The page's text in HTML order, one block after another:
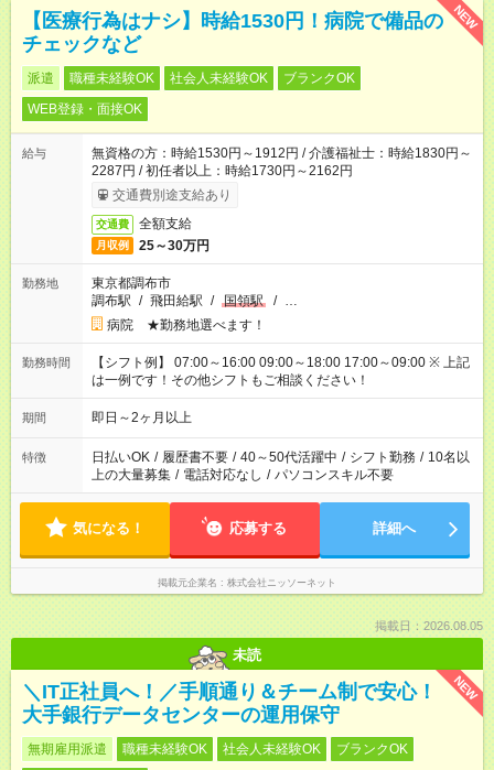
NEW
【医療行為はナシ】時給1530円！病院で備品の
チェックなど
派遣 職種未経験OK 社会人未経験OK
ブランクOK
WEB登録・面接OK
給与
無資格の方：時給1530円～1912円 / 介護福祉士：時給1830円～
2287円 / 初任者以上：時給1730円～2162円
交通費別途支給あり
交通費 全額支給
月収例 25～30万円
勤務地
東京都調布市
調布駅 / 飛田給駅 / 国領駅 / …
病院 ★勤務地選べます！
勤務時間
【シフト例】 07:00～16:00 09:00～18:00 17:00～09:00 ※ 上記
は一例です！その他シフトもご相談ください！
期間 即日～2ヶ月以上
特徴 日払いOK / 履歴書不要 / 40～50代活躍中 / シフト勤務 / 10名以
上の大量募集 / 電話対応なし / パソコンスキル不要
気になる！ 応募する 詳細へ
掲載元企業名 株式会社ニッソーネット
掲載日：2026.08.05
未読
NEW
＼IT正社員へ！／手順通り＆チーム制で安心！
大手銀行データセンターの運用保守
無期雇用派遣 職種未経験OK 社会人未経験OK
ブランクOK